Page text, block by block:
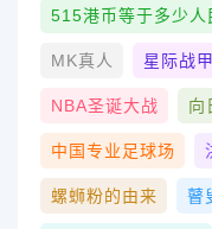
515港币等于多少人
MK真人 星际战
NBA圣诞大战 向
中国专业足球场
螺蛳粉的由来 瞽